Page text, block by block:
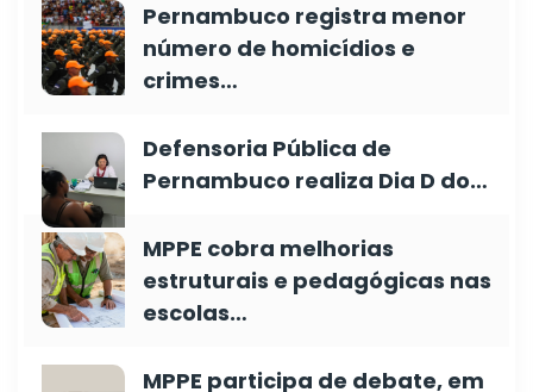
Pernambuco registra menor
número de homicídios e
crimes…
Defensoria Pública de
Pernambuco realiza Dia D do…
MPPE cobra melhorias
estruturais e pedagógicas nas
escolas…
MPPE participa de debate, em